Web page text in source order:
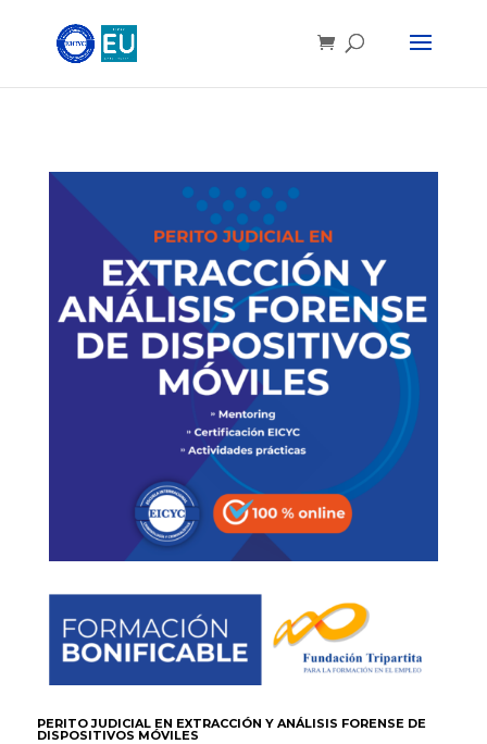
PERITO JUDICIAL EN EXTRACCIÓN Y ANÁLISIS FORENSE DE
DISPOSITIVOS MÓVILES